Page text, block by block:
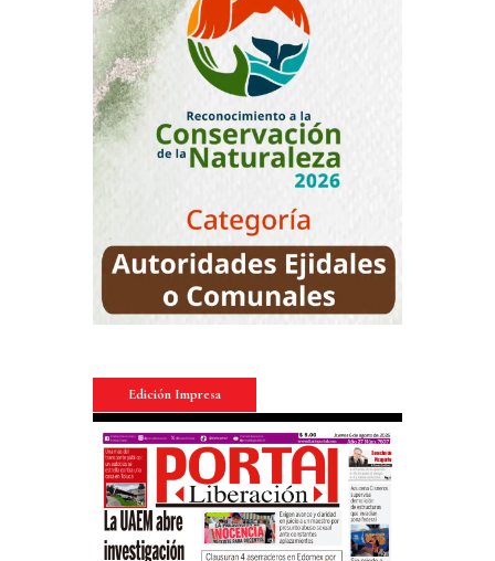
Edición Impresa